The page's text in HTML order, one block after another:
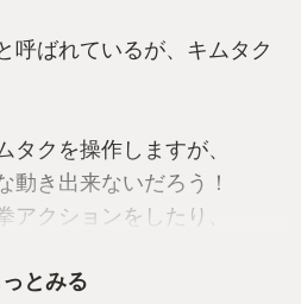
呼ばれているが、キムタク
タクを操作しますが、
動き出来ないだろう！
アクションをしたり、
っとみる